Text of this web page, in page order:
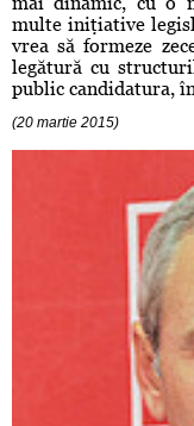
multe iniţiative
vrea să formeze
legătură cu
public candidatura,
(20 martie 2015)